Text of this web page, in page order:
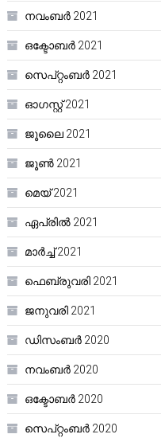
നവംബർ 2021
ഒക്ടോബർ 2021
സെപ്റ്റംബർ 2021
ഓഗസ്റ്റ്‌ 2021
ജൂലൈ 2021
ജൂൺ 2021
മെയ്‌ 2021
ഏപ്രിൽ 2021
മാർച്ച്‌ 2021
ഫെബ്രുവരി 2021
ജനുവരി 2021
ഡിസംബർ 2020
നവംബർ 2020
ഒക്ടോബർ 2020
സെപ്റ്റംബർ 2020